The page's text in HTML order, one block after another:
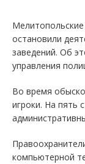
остановили
заведений. Об
управления
Во время
игроки. На пять
компьютерной